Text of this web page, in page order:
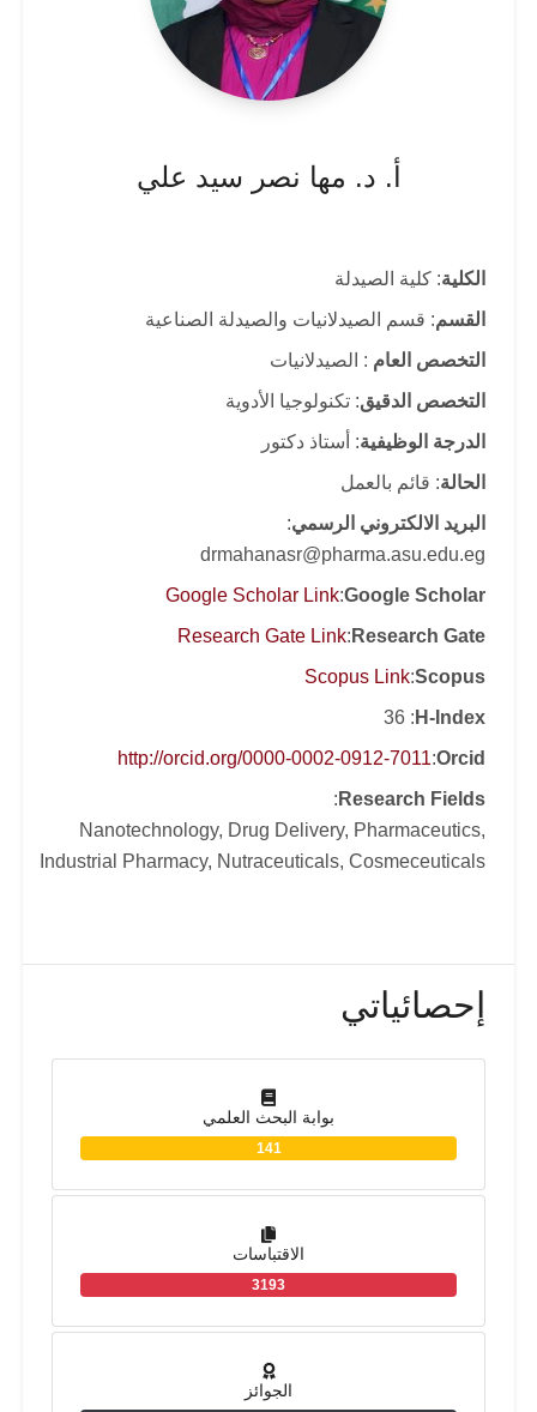
أ. د. مها نصر سيد علي
الكلية: كلية الصيدلة
القسم: قسم الصيدلانيات والصيدلة الصناعية
التخصص العام : الصيدلانيات
التخصص الدقيق: تكنولوجيا الأدوية
الدرجة الوظيفية: أستاذ دكتور
الحالة: قائم بالعمل
البريد الالكتروني الرسمي:
drmahanasr@pharma.asu.edu.eg
Google Scholar
:
Google Scholar Link
Research Gate
:
Research Gate Link
Scopus
:
Scopus Link
H-Index
: 36
Orcid
:
http://orcid.org/0000-0002-0912-7011
Research Fields
:
Nanotechnology, Drug Delivery, Pharmaceutics,
Industrial Pharmacy, Nutraceuticals, Cosmeceuticals
إحصائياتي
بوابة البحث العلمي
141
الاقتباسات
3193
الجوائز